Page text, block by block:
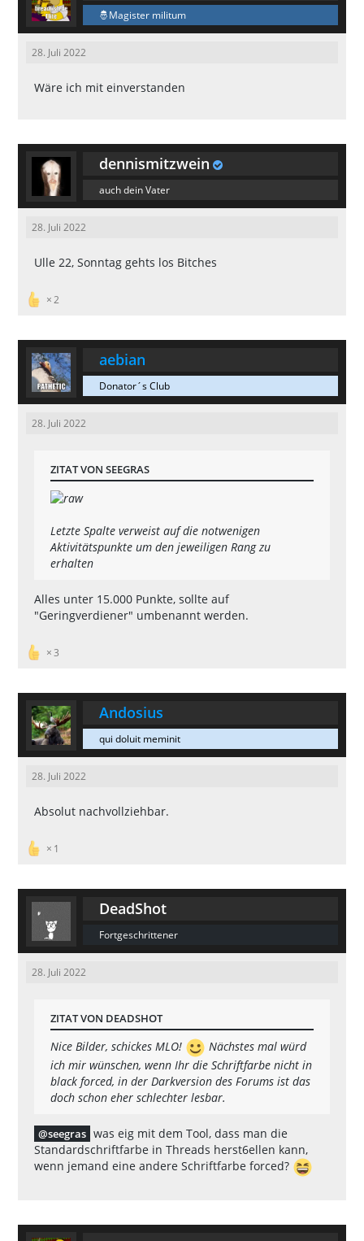
Magister militum
28. Juli 2022
Wäre ich mit einverstanden
dennismitzwein
auch dein Vater
28. Juli 2022
Ulle 22, Sonntag gehts los Bitches
2
aebian
Donator´s Club
28. Juli 2022
ZITAT VON SEEGRAS
Letzte Spalte verweist auf die notwenigen
Aktivitätspunkte um den jeweiligen Rang zu
erhalten
Alles unter 15.000 Punkte, sollte auf
"Geringverdiener" umbenannt werden.
3
Andosius
qui doluit meminit
28. Juli 2022
Absolut nachvollziehbar.
1
DeadShot
Fortgeschrittener
28. Juli 2022
ZITAT VON DEADSHOT
Nice Bilder, schickes MLO!
Nächstes mal würd
ich mir wünschen, wenn Ihr die Schriftfarbe nicht in
black forced, in der Darkversion des Forums ist das
doch schon eher schlechter lesbar.
seegras was eig mit dem Tool, dass man die
Standardschriftfarbe in Threads herst6ellen kann,
wenn jemand eine andere Schriftfarbe forced?